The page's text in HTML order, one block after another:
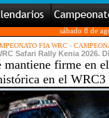
sábado 8 de
FIA WRC -
Safari Rally Kenia 2026.
mantiene firme en
en el WRC3